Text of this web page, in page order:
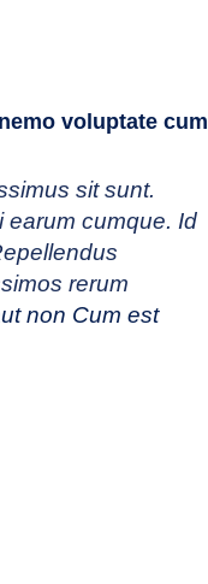
voluptate cum
sit sunt.
earum cumque. Id
rerum
non Cum est